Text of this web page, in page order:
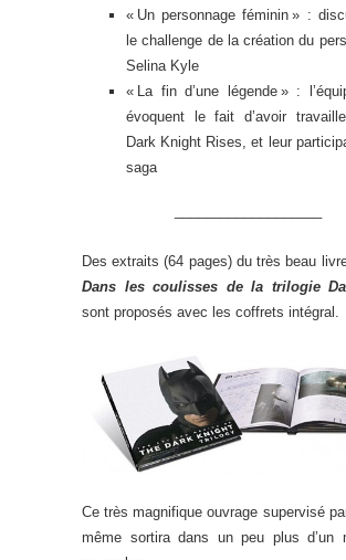
« Un personnage féminin » :
le challenge de la création du
Selina Kyle
« La fin d’une légende » :
évoquent le fait d’avoir
Dark Knight Rises, et leur
saga
Des extraits (64 pages) du très beau
Dans les coulisses de la trilogie
sont proposés avec les coffrets intégral.
Ce très magnifique ouvrage supervisé
même sortira dans un peu plus d’un